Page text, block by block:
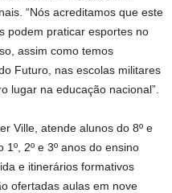
“Nós acreditamos que este
podem praticar esportes no
assim como temos
Futuro, nas escolas militares
lugar na educação nacional”.
Ville, atende alunos do 8º e
2º e 3º anos do ensino
e itinerários formativos
ofertadas aulas em nove